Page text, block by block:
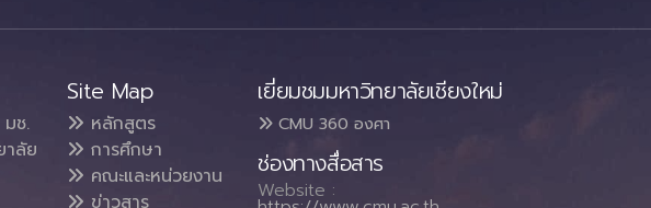
มช.
าลัย
Site Map
หลักสูตร
การศึกษา
คณะและหน่วยงาน
ข่าวสาร
เยี่ยมชมมหาวิทยาลัยเชียงใหม่
CMU 360 องศา
ช่องทางสื่อสาร
Website :